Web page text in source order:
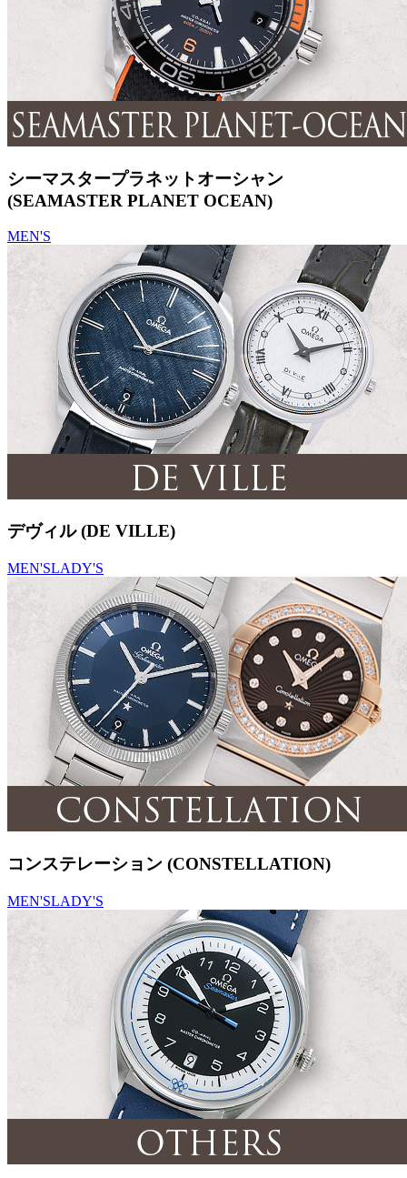
シーマスタープラネットオーシャン
(SEAMASTER PLANET OCEAN)
MEN'S
デヴィル (DE VILLE)
MEN'SLADY'S
コンステレーション (CONSTELLATION)
MEN'SLADY'S